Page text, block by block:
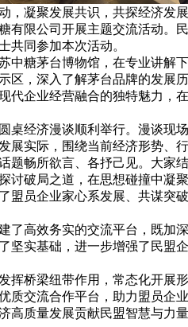
凝聚发展共识，共探经济发展
有限公司开展主题交流活动。
共同参加本次活动。
糖茅台博物馆，在专业讲解
区，深入了解茅台品牌的发展
代企业经营融合的独特魅力，
经济漫谈顺利举行。漫谈现
展实际，围绕当前经济形势、行
题畅所欲言、各抒己见。大家
讨破局之道，在思想碰撞中凝
盟员企业家心系发展、共谋突
高效务实的交流平台，既加
坚实基础，进一步增强了民盟
桥梁纽带作用，常态化开展
质交流合作平台，助力盟员企业
高质量发展贡献民盟智慧与力